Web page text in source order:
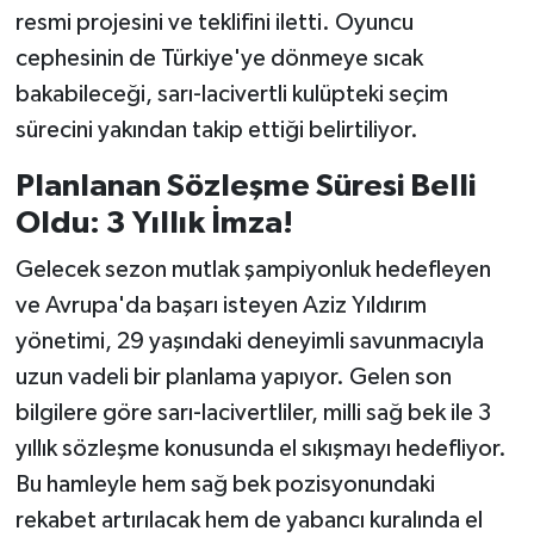
resmi projesini ve teklifini iletti. Oyuncu
cephesinin de Türkiye'ye dönmeye sıcak
bakabileceği, sarı-lacivertli kulüpteki seçim
sürecini yakından takip ettiği belirtiliyor.
Planlanan Sözleşme Süresi Belli
Oldu: 3 Yıllık İmza!
Gelecek sezon mutlak şampiyonluk hedefleyen
ve Avrupa'da başarı isteyen Aziz Yıldırım
yönetimi, 29 yaşındaki deneyimli savunmacıyla
uzun vadeli bir planlama yapıyor. Gelen son
bilgilere göre sarı-lacivertliler, milli sağ bek ile 3
yıllık sözleşme konusunda el sıkışmayı hedefliyor.
Bu hamleyle hem sağ bek pozisyonundaki
rekabet artırılacak hem de yabancı kuralında el